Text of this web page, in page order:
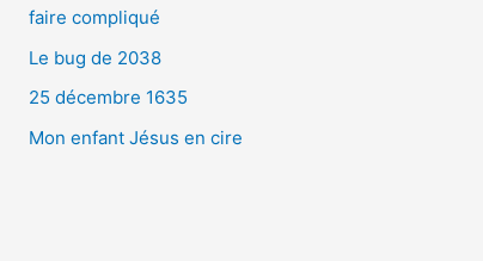
faire compliqué
Le bug de 2038
25 décembre 1635
Mon enfant Jésus en cire